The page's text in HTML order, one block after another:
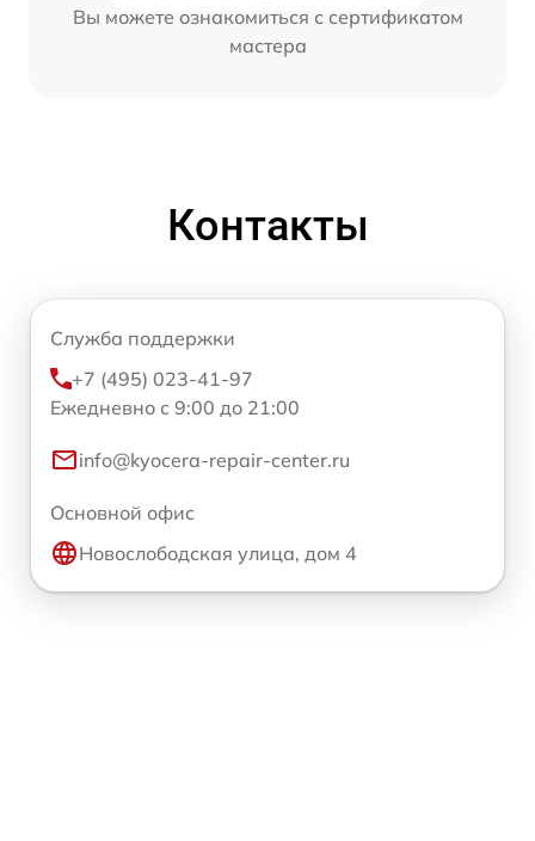
Вы можете ознакомиться с сертификатом
мастера
Контакты
Служба поддержки
+7 (495) 023-41-97
Ежедневно с 9:00 до 21:00
info@kyocera-repair-center.ru
Основной офис
Новослободская улица, дом 4